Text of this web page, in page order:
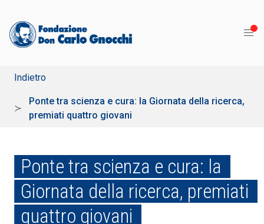
Indietro
Ponte tra scienza e cura: la Giornata della ricerca,
premiati quattro giovani
Ponte tra scienza e cura: la
Giornata della ricerca, premiati
quattro giovani